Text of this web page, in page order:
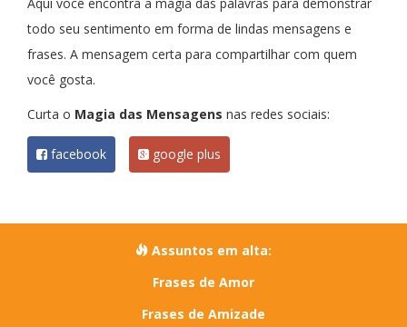
todo seu sentimento em forma de lindas mensagens e
frases. A mensagem certa para compartilhar com quem
você gosta.
Curta o Magia das Mensagens nas redes sociais:
facebook google plus
Assuntos em alta:
Frases de Amor
Frases de Amizade